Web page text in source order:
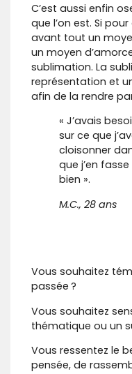
C’est aussi enfin
que l’on est. Si
avant tout un
un moyen
sublimation. La
représentation et
afin de la rendre
« J’avais
sur ce que
cloisonner
que j’en
bien ».
M.C., 28 ans
Vous souhaitez
passée ?
Vous souhaitez
thématique ou un
Vous ressentez le
pensée, de